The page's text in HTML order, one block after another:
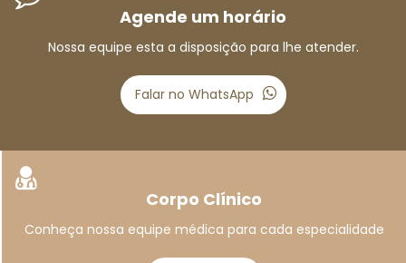
Agende um horário
Nossa equipe esta a disposição para lhe atender.
Falar no WhatsApp
Corpo Clínico
Conheça nossa equipe médica para cada especialidade